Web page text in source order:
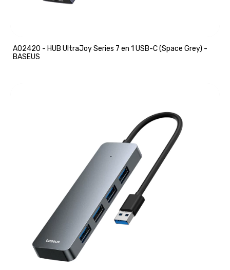
A02420 - HUB UltraJoy Series 7 en 1 USB-C (Space Grey) -
BASEUS